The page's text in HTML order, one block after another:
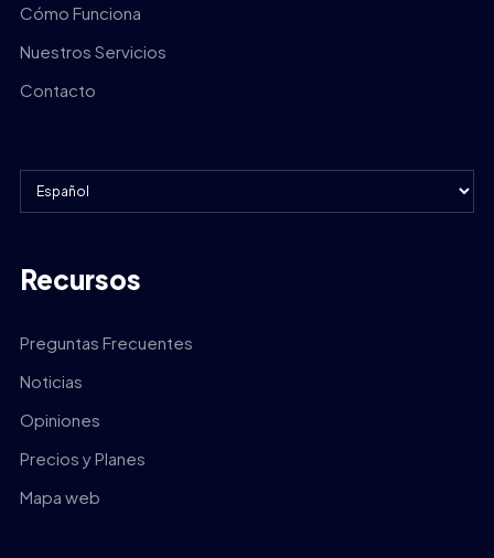
Cómo Funciona
Nuestros Servicios
Contacto
Recursos
Preguntas Frecuentes
Noticias
Opiniones
Precios y Planes
Mapa web